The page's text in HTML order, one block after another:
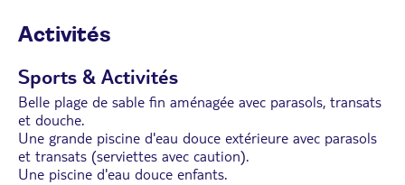
Activités
Sports & Activités
Belle plage de sable fin aménagée avec parasols, transats
et douche.
Une grande piscine d'eau douce extérieure avec parasols
et transats (serviettes avec caution).
Une piscine d'eau douce enfants.